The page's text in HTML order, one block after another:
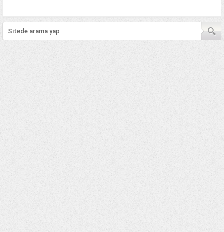
sizin kadar korumayı amaçlayan bir
bankadır. Bu...